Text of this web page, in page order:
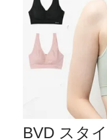
BVD スタ